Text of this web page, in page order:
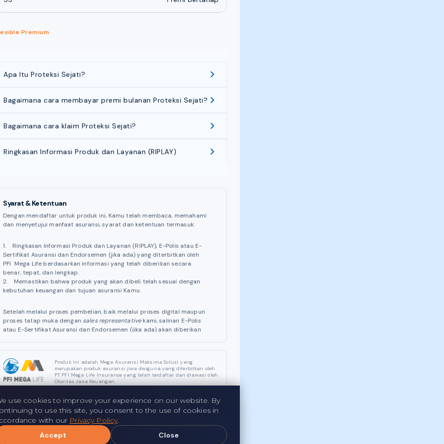
Premium
Apa Itu Proteksi Sejati?
Bagaimana cara membayar premi bulanan Proteksi Sejati?
Bagaimana cara klaim Proteksi Sejati?
Ringkasan Informasi Produk dan Layanan (RIPLAY)
Syarat & Ketentuan
Dengan mendaftar untuk produk ini, Kamu telah membaca, memahami
dan menyetujui manfaat asuransi, syarat dan ketentuan termasuk:
1. Ringkasan Informasi Produk dan Layanan (RIPLAY), E-Polis atau E-
Sertifikat Asuransi dan Endorsemen (jika ada) yang diterbitkan oleh
PFI Mega Life berdasarkan informasi yang telah diberikan secara
benar, tepat, dan lengkap.
2. Memastikan bahwa produk yang akan dibeli telah sesuai dengan
kebutuhan keuangan dan tujuan asuransi Kamu.
Setelah melalui proses pembelian, baik melalui proses digital maupun
proses tatap muka dengan sales representativekami, salinan E-Polis
atau E-Sertifikat Asuransi dan Endorsemen (jika ada) akan diberikan
Kamu dapat memperbarui informasi Kamu secara berkala (pengkinian
data), dengan cara menghubungicustomer servicekami di nomor 021
29545555
Penawaran Produk ini dapat diubah atau diakhiri oleh PFI Mega Life
kapan saja dengan atau tanpa pemberitahuan sebelumnya kepada
Kamu. Untuk menghindari keraguan, hal tersebut tidak akan
berpengaruh terhadap pertanggungan asuransi yang sudah Kamu
miliki sebelumnya, dan pertanggungan asuransi tersebut akan tetap
Produk ini adalah Mega Asuransi Maksima Solusi yang
merupakan produk asuransi jiwa dwiguna yang diterbitkan oleh
PT PFI Mega Life Insurance yang telah terdaftar dan diawasi oleh
Otoritas Jasa Keuangan.
Premium
Hubungi Kami Buat Janji
use cookies to improve your experience on our website. By
to use this site, you consent to the use of cookies in
with our Privacy Policy.
Accept
Close